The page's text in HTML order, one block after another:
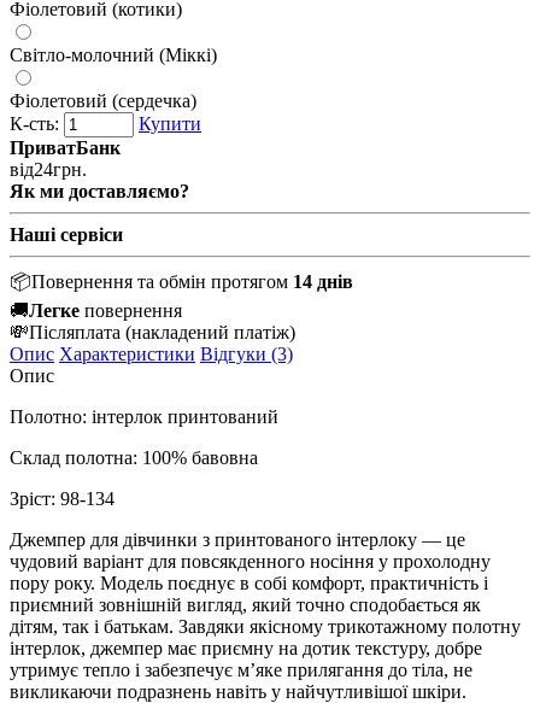
Фіолетовий (котики)
Світло-молочний (Міккі)
Фіолетовий (сердечка)
К-сть:
Купити
ПриватБанк
від24грн.
Як ми доставляємо?
Наші сервіси
📦Повернення та обмін протягом 14 днів
🚚Легке повернення
💸Післяплата (накладений платіж)
Опис Характеристики Відгуки (3)
Опис
Полотно: інтерлок принтований
Склад полотна: 100% бавовна
Зріст: 98-134
Джемпер для дівчинки з принтованого інтерлоку — це
чудовий варіант для повсякденного носіння у прохолодну
пору року. Модель поєднує в собі комфорт, практичність і
приємний зовнішній вигляд, який точно сподобається як
дітям, так і батькам. Завдяки якісному трикотажному полотну
інтерлок, джемпер має приємну на дотик текстуру, добре
утримує тепло і забезпечує м’яке прилягання до тіла, не
викликаючи подразнень навіть у найчутливішої шкіри.